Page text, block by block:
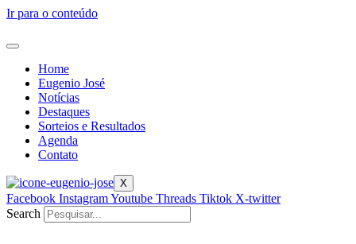
Ir para o conteúdo
Home
Eugenio José
Notícias
Destaques
Sorteios e Resultados
Agenda
Contato
X
Facebook InstagramYoutube Threads Tiktok X-twitter
Search